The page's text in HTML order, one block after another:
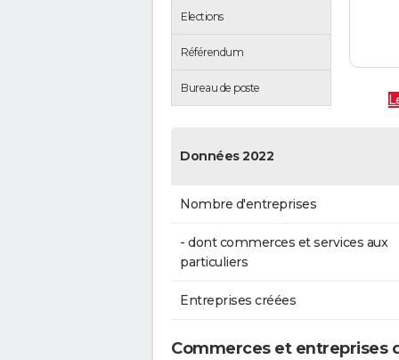
Elections
Référendum
Bureau de poste
Données 2022
Nombre d'entreprises
- dont commerces et services aux
particuliers
Entreprises créées
Commerces et entreprises